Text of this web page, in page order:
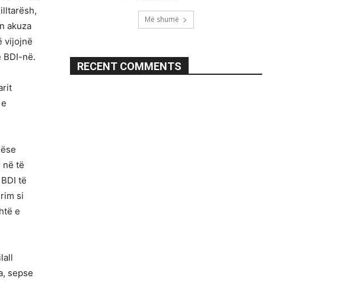
akuza
vijojnë
BDI-në.
në të
të
si
e
sepse
Më shumë
RECENT COMMENTS